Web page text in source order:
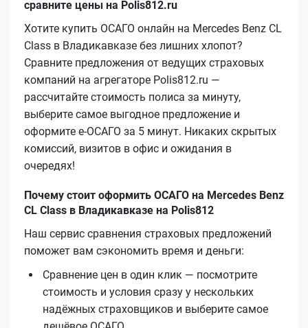
сравните цены на Polis812.ru
Хотите купить ОСАГО онлайн на Mercedes Benz CL
Class в Владикавказе без лишних хлопот?
Сравните предложения от ведущих страховых
компаний на агрегаторе Polis812.ru —
рассчитайте стоимость полиса за минуту,
выберите самое выгодное предложение и
оформите е‑ОСАГО за 5 минут. Никаких скрытых
комиссий, визитов в офис и ожидания в
очередях!
Почему стоит оформить ОСАГО на Mercedes Benz
CL Class в Владикавказе на Polis812
Наш сервис сравнения страховых предложений
поможет вам сэкономить время и деньги:
Сравнение цен в один клик — посмотрите
стоимость и условия сразу у нескольких
надёжных страховщиков и выберите самое